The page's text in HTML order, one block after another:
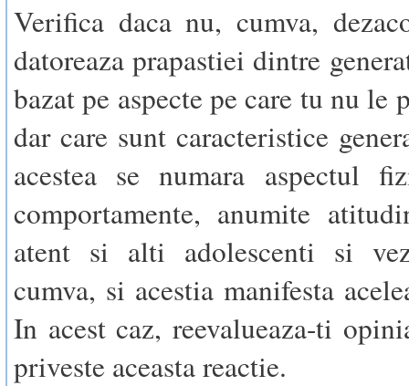
Verifica daca nu, cumva,
datoreaza prapastiei dintre
bazat pe aspecte pe care tu nu le
dar care sunt caracteristice
acestea se numara aspectul
comportamente, anumite
atent si alti adolescenti si
cumva, si acestia manifesta
In acest caz, reevalueaza-ti
priveste aceasta reactie.